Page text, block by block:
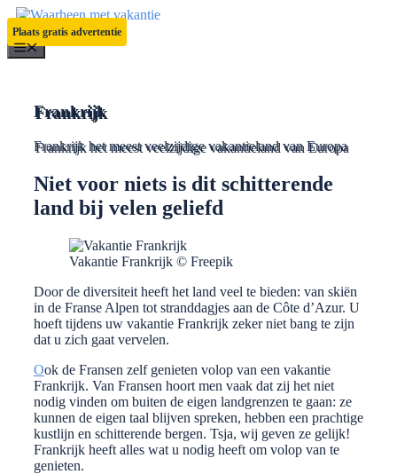
Ga
naar
de
inhoud
Plaats gratis advertentie
Menu
Frankrijk
Frankrijk het meest veelzijdige vakantieland van Europa
Niet voor niets is dit schitterende
land bij velen geliefd
Vakantie Frankrijk © Freepik
Door de diversiteit heeft het land veel te bieden: van skiën
in de Franse Alpen tot stranddagjes aan de Côte d’Azur. U
hoeft tijdens uw vakantie Frankrijk zeker niet bang te zijn
dat u zich gaat vervelen.
Ook de Fransen zelf genieten volop van een vakantie
Frankrijk. Van Fransen hoort men vaak dat zij het niet
nodig vinden om buiten de eigen landgrenzen te gaan: ze
kunnen de eigen taal blijven spreken, hebben een prachtige
kustlijn en schitterende bergen. Tsja, wij geven ze gelijk!
Frankrijk heeft alles wat u nodig heeft om volop van te
genieten.